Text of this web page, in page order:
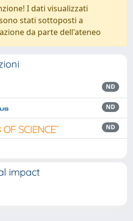
I dati visualizzati
stati sottoposti a
da parte dell'ateneo
ND
ND
ND
impact